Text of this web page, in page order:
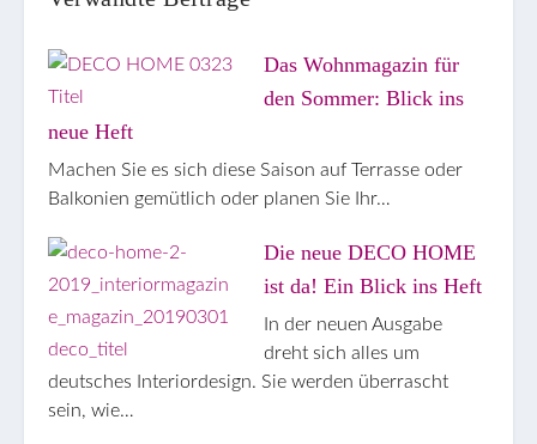
Das Wohnmagazin für
den Sommer: Blick ins
neue Heft
Machen Sie es sich diese Saison auf Terrasse oder
Balkonien gemütlich oder planen Sie Ihr…
Die neue DECO HOME
ist da! Ein Blick ins Heft
In der neuen Ausgabe
dreht sich alles um
deutsches Interiordesign. Sie werden überrascht
sein, wie…